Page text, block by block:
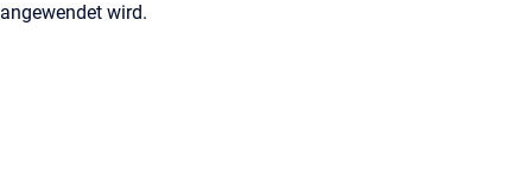
angewendet wird.